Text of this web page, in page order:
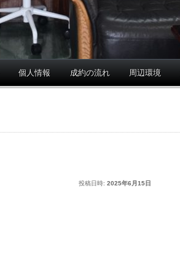
個人情報 成約の流れ 周辺環境
投稿日時: 2025年6月15日